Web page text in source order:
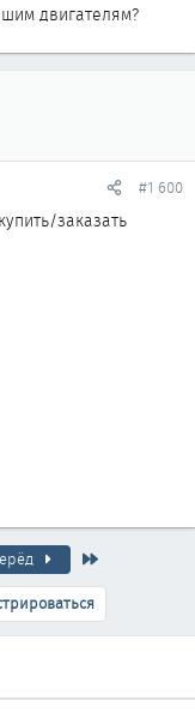
двигателям?
#1 600
заказать